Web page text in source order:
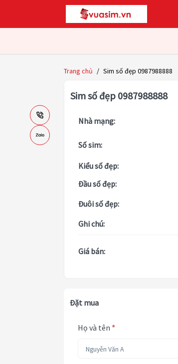
Trang chủ / Sim số đẹp 0987988888
Sim số đẹp 0987988888
Nhà mạng:
Số sim:
Kiểu số đẹp:
Đầu số đẹp:
Đuôi số đẹp:
Ghi chú:
Giá bán:
Đặt mua
Họ và tên *